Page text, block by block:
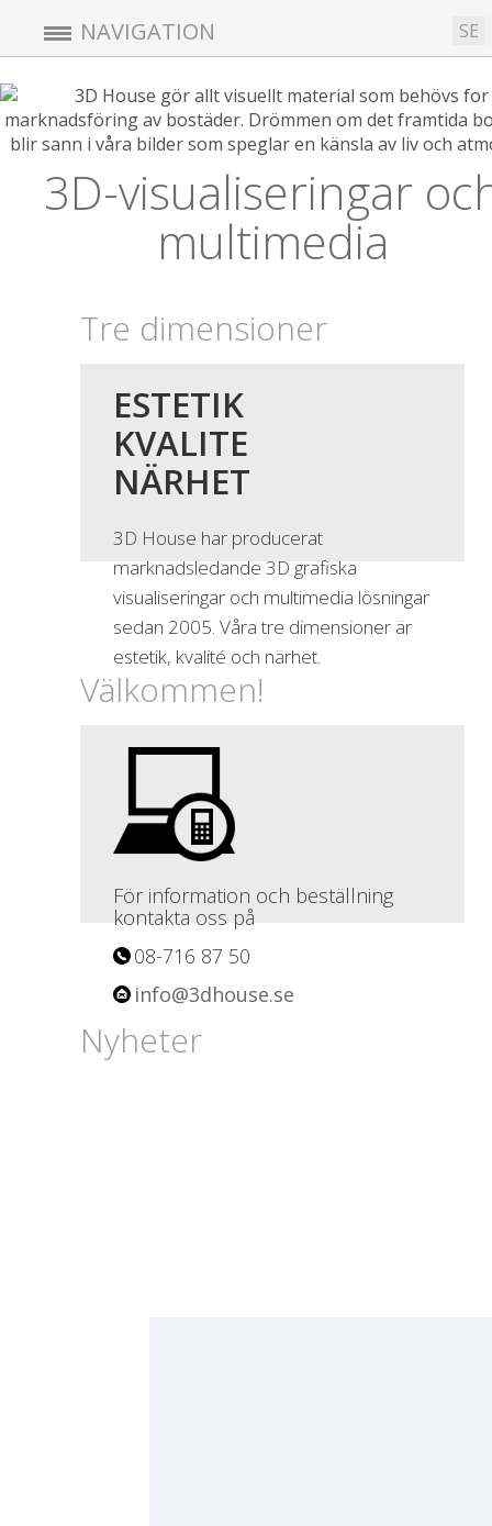
NAVIGATION SE
3D-visualiseringar
multimedia
Tre dimensioner
ESTETIK
KVALITE
NÄRHET
3D House har producerat
marknadsledande 3D grafiska
visualiseringar och multimedia lösningar
sedan 2005. Våra tre dimensioner är
estetik, kvalité och närhet.
Välkommen!
För information och beställning
kontakta oss på
08-716 87 50
info@3dhouse.se
Nyheter